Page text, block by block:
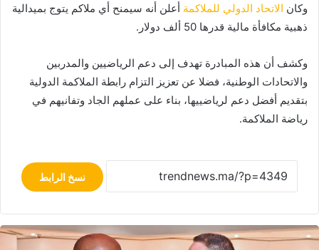
وكان الاتحاد الدولي للملاكمة أعلن أنه سيمنح أي ملاكم يتوج بميدالية
ذهبية مكافأة مالية قدرها 50 ألف دولار.
وكشف أن هذه المبادرة تهدف إلى دعم الرياضيين والمدربين
والاتحادات الوطنية، فضلا عن تعزيز التزام رابطة الملاكمة الدولية
بتقديم أفضل دعم لرياضييها، بناء على عملهم الجاد وتفانيهم في
رياضة الملاكمة.
نسخ الرابط